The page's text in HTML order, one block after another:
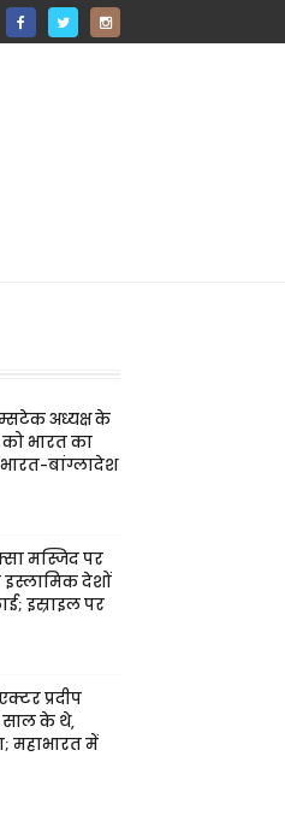
अध्यक्ष के
भारत का
बांग्लादेश
मस्जिद पर
इस्लामिक देशों
इस्राइल पर
प्रदीप
साल के थे,
महाभारत में